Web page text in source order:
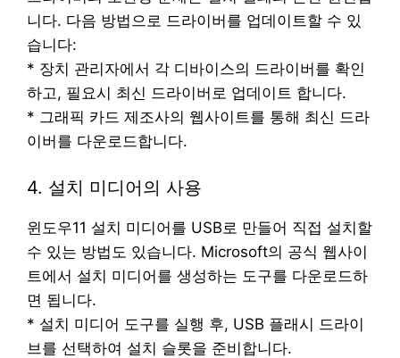
니다. 다음 방법으로 드라이버를 업데이트할 수 있
습니다:
* 장치 관리자에서 각 디바이스의 드라이버를 확인
하고, 필요시 최신 드라이버로 업데이트 합니다.
* 그래픽 카드 제조사의 웹사이트를 통해 최신 드라
이버를 다운로드합니다.
4. 설치 미디어의 사용
윈도우11 설치 미디어를 USB로 만들어 직접 설치할
수 있는 방법도 있습니다. Microsoft의 공식 웹사이
트에서 설치 미디어를 생성하는 도구를 다운로드하
면 됩니다.
* 설치 미디어 도구를 실행 후, USB 플래시 드라이
브를 선택하여 설치 슬롯을 준비합니다.